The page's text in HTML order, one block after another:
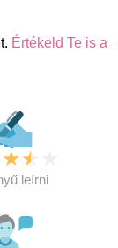
Értékeld Te is a
★★
leírni